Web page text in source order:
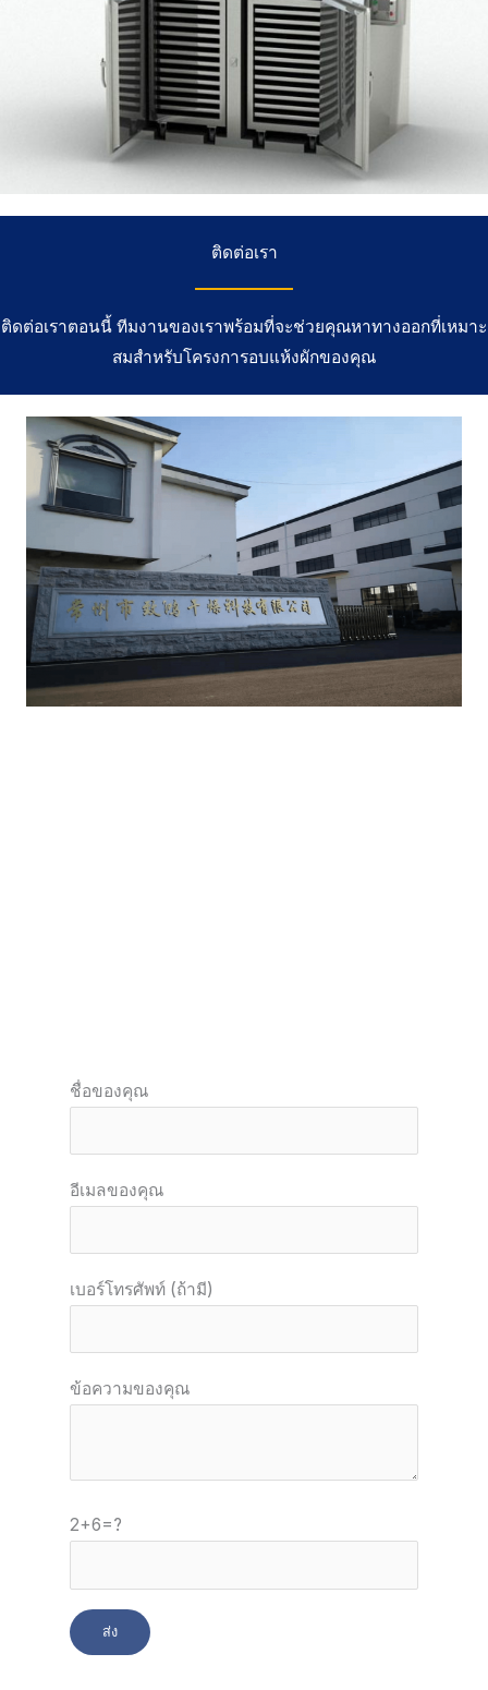
ติดต่อเรา
ติดต่อเราตอนนี้ ทีมงานของเราพร้อมที่จะช่วยคุณหาทางออกที่เหมาะ
สมสำหรับโครงการอบแห้งผักของคุณ
ชื่อของคุณ
อีเมลของคุณ
เบอร์โทรศัพท์ (ถ้ามี)
ข้อความของคุณ
2+6=?